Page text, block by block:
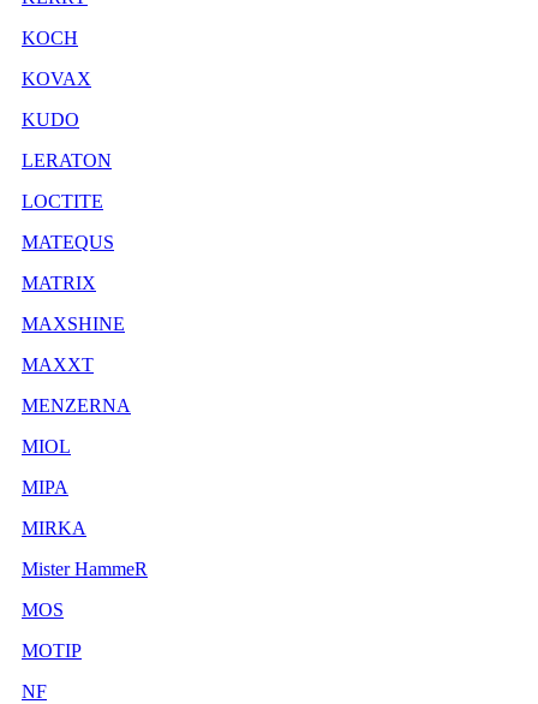
KOCH
KOVAX
KUDO
LERATON
LOCTITE
MATEQUS
MATRIX
MAXSHINE
MAXXT
MENZERNA
MIOL
MIPA
MIRKA
Mister HammeR
MOS
MOTIP
NF